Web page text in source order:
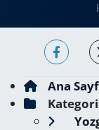
Ana